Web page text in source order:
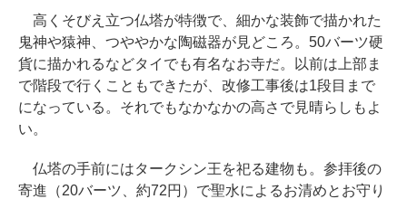
高くそびえ立つ仏塔が特徴で、細かな装飾で描かれた
鬼神や猿神、つややかな陶磁器が見どころ。50バーツ硬
貨に描かれるなどタイでも有名なお寺だ。以前は上部ま
で階段で行くこともできたが、改修工事後は1段目まで
になっている。それでもなかなかの高さで見晴らしもよ
い。
仏塔の手前にはタークシン王を祀る建物も。参拝後の
寄進（20バーツ、約72円）で聖水によるお清めとお守り